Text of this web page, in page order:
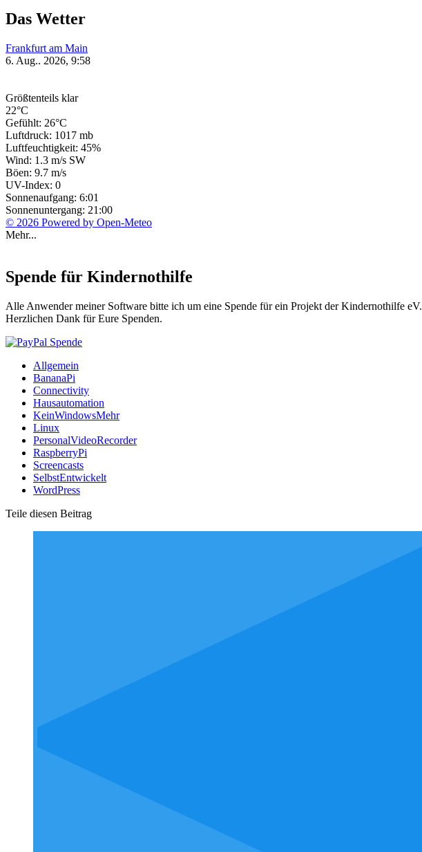
Das Wetter
Frankfurt am Main
6. Aug.. 2026, 9:58
Größtenteils klar
22°C
Gefühlt: 26°C
Luftdruck: 1017 mb
Luftfeuchtigkeit: 45%
Wind: 1.3 m/s SW
Böen: 9.7 m/s
UV-Index: 0
Sonnenaufgang: 6:01
Sonnenuntergang: 21:00
© 2026 Powered by Open-Meteo
Mehr...
Spende für Kindernothilfe
Alle Anwender meiner Software bitte ich um eine Spende für ein Projekt der Kindernothilfe eV.
Herzlichen Dank für Eure Spenden.
Allgemein
BananaPi
Connectivity
Hausautomation
KeinWindowsMehr
Linux
PersonalVideoRecorder
RaspberryPi
Screencasts
SelbstEntwickelt
WordPress
Teile diesen Beitrag